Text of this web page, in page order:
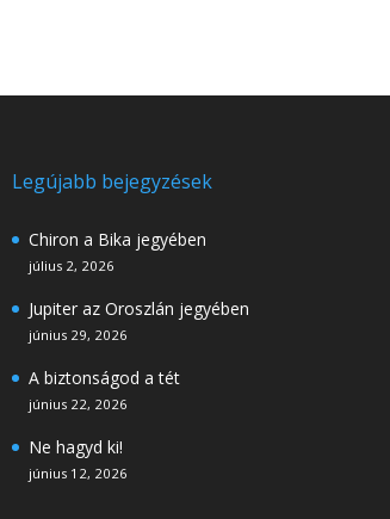
Legújabb bejegyzések
Chiron a Bika jegyében
július 2, 2026
Jupiter az Oroszlán jegyében
június 29, 2026
A biztonságod a tét
június 22, 2026
Ne hagyd ki!
június 12, 2026